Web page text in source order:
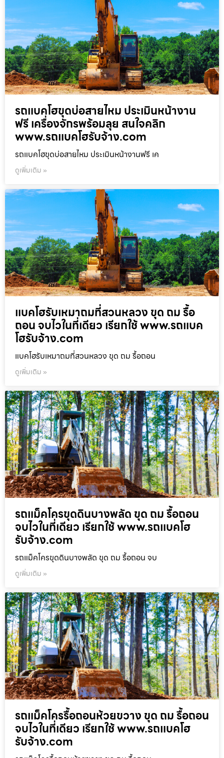
รถแบคโฮขุดบ่อสายไหม ประเมินหน้างาน
ฟรี เครื่องจักรพร้อมลุย สนใจคลิก
www.รถแบคโฮรับจ้าง.com
รถแบคโฮขุดบ่อสายไหม ประเมินหน้างานฟรี เค
ดูเพิ่มเติม »
แบคโฮรับเหมาถมที่สวนหลวง ขุด ถม รื้อ
ถอน จบไวในที่เดียว เรียกใช้ www.รถแบค
โฮรับจ้าง.com
แบคโฮรับเหมาถมที่สวนหลวง ขุด ถม รื้อถอน
ดูเพิ่มเติม »
รถแม็คโครขุดดินบางพลัด ขุด ถม รื้อถอน
จบไวในที่เดียว เรียกใช้ www.รถแบคโฮ
รับจ้าง.com
รถแม็คโครขุดดินบางพลัด ขุด ถม รื้อถอน จบ
ดูเพิ่มเติม »
รถแม็คโครรื้อถอนห้วยขวาง ขุด ถม รื้อถอน
จบไวในที่เดียว เรียกใช้ www.รถแบคโฮ
รับจ้าง.com